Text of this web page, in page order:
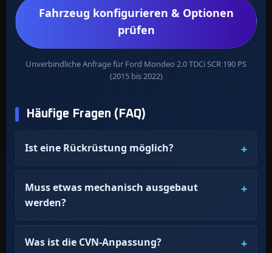
Fahrzeug konfigurieren & Optionen
prüfen
Unverbindliche Anfrage für Ford Mondeo 2.0 TDCi SCR 190 PS
(2015 bis 2022)
Häufige Fragen (FAQ)
Ist eine Rückrüstung möglich?
Muss etwas mechanisch ausgebaut
werden?
Was ist die CVN-Anpassung?